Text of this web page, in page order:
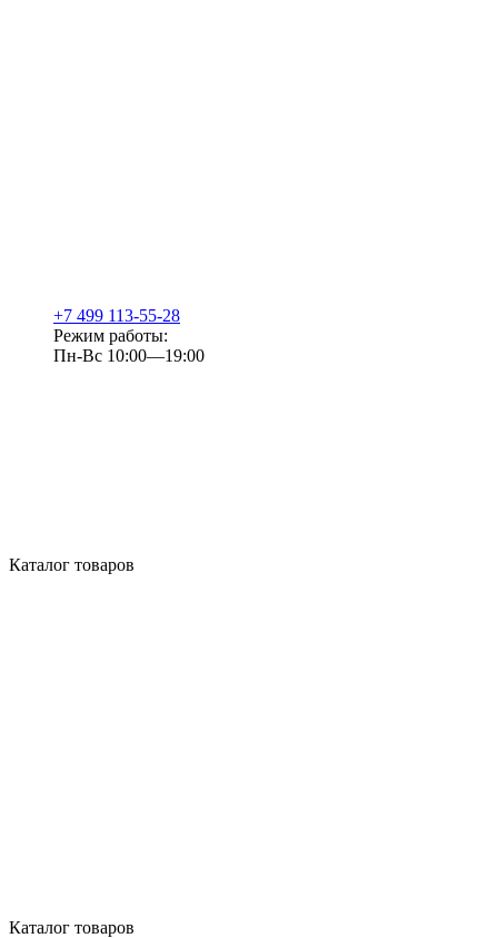
+7 499 113-55-28
Режим работы:
Пн-Вс 10:00—19:00
Каталог товаров
Каталог товаров